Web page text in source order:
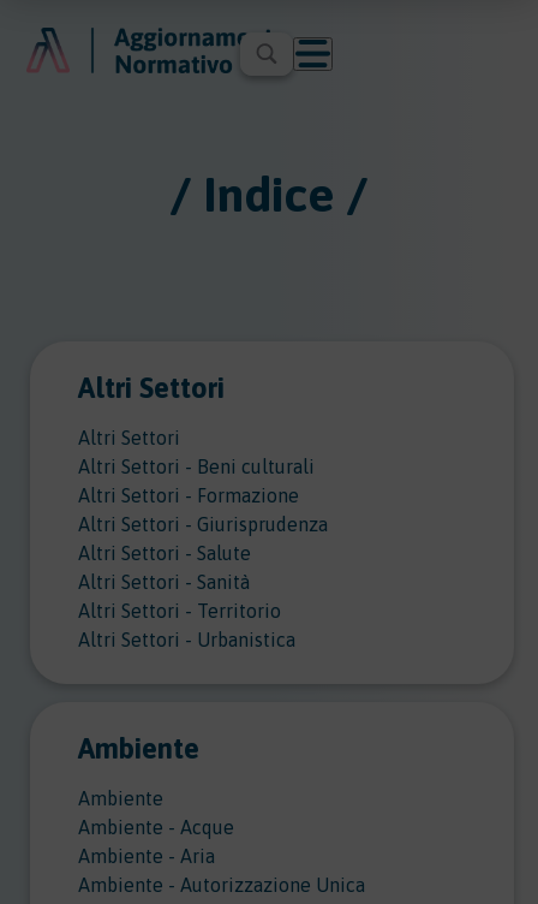
/ Indice /
Altri Settori
Altri Settori
Altri Settori - Beni culturali
Altri Settori - Formazione
Altri Settori - Giurisprudenza
Altri Settori - Salute
Altri Settori - Sanità
Altri Settori - Territorio
Altri Settori - Urbanistica
Ambiente
Ambiente
Ambiente - Acque
Ambiente - Aria
Ambiente - Autorizzazione Unica